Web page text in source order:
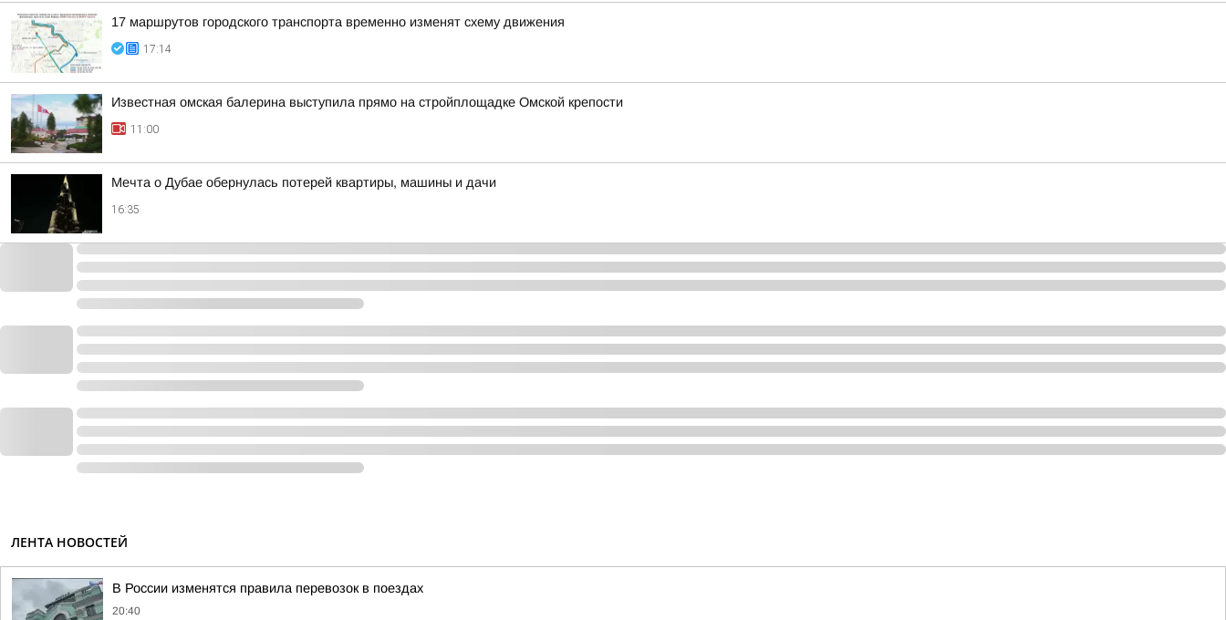
17 маршрутов городского транспорта временно изменят схему движения
17:14
Известная омская балерина выступила прямо на стройплощадке Омской крепости
11:00
Мечта о Дубае обернулась потерей квартиры, машины и дачи
16:35
ЛЕНТА НОВОСТЕЙ
В России изменятся правила перевозок в поездах
20:40